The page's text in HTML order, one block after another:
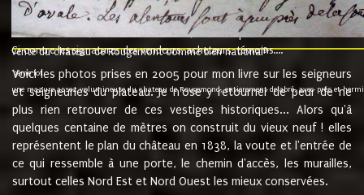
présent......"
suivent les rentes, donation des terriers, etc... au prix de 880 livre louis
Ci contre les signatures des vendeurs, acheteurs, témoins....
vente du château de Rougemont comme bien national9.
"3ème lot
une mazure assez volumineuse du chateau de Rougemond, entierement delabré, avec près et
Voici les photos prises en 2005 pour mon livre sur les seigneurs
et seigneuries du plateau. Je n'ose y retourner de peur de ne
plus rien retrouver de ces vestiges historiques... Alors qu'à
quelques centaine de mètres on construit du vieux neuf ! elles
représentent le plan du château en 1838, la voute et l'entrée de
ce qui ressemble à une porte, le chemin d'accès, les murailles,
surtout celles Nord Est et Nord Ouest les mieux conservées.